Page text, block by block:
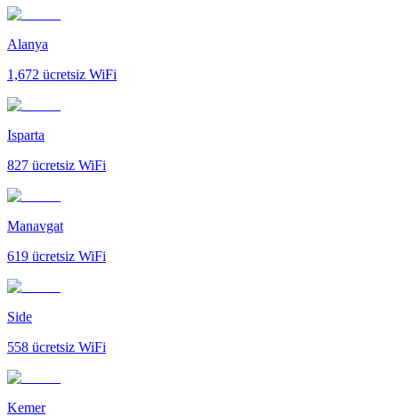
Alanya
1,672 ücretsiz WiFi
Isparta
827 ücretsiz WiFi
Manavgat
619 ücretsiz WiFi
Side
558 ücretsiz WiFi
Kemer